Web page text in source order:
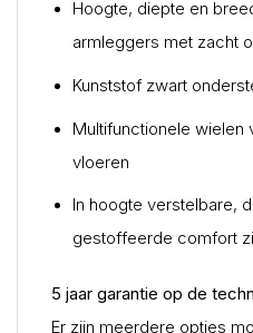
Hoogte, diepte en
armleggers met zacht
Kunststof zwart
Multifunctionele wielen
vloeren
In hoogte verstelbare,
gestoffeerde comfort
5 jaar garantie op de
Er zijn meerdere opties